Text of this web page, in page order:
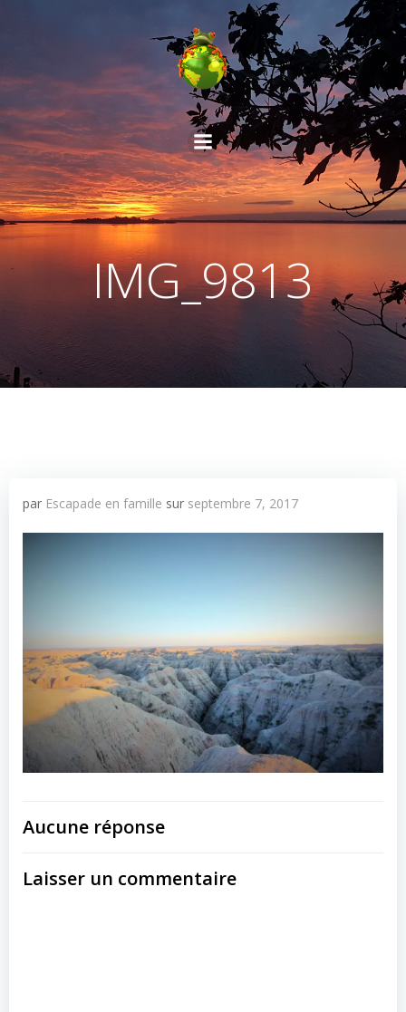
Aller
au
contenu
IMG_9813
par Escapade en famille sur septembre 7, 2017
Aucune réponse
Laisser un commentaire